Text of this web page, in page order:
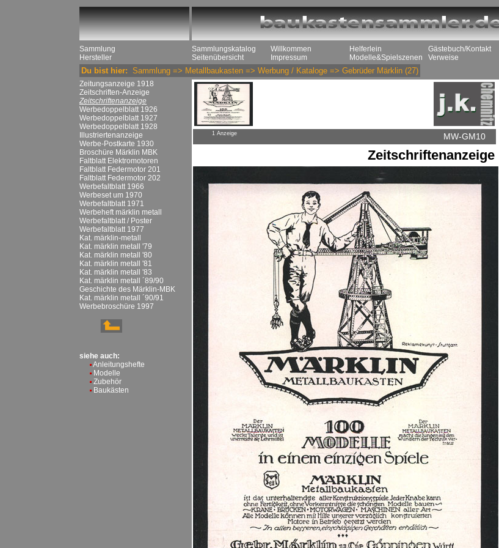
Sammlung
Hersteller
Sammlungskatalog
Seitenübersicht
Willkommen
Impressum
Helferlein
Modelle&Spielszenen
Gästebuch/Kontakt
Verweise
Du bist hier: Sammlung => Metallbaukasten => Werbung / Kataloge => Gebrüder Märklin (27)
Zeitungsanzeige 1918
Zeitschriften-Anzeige
Zeitschriftenanzeige
Werbedoppelblatt 1926
Werbedoppelblatt 1927
Werbedoppelblatt 1928
Illustriertenanzeige
Werbe-Postkarte 1930
Broschüre Märklin MBK
Faltblatt Elektromotoren
Faltblatt Federmotor 201
Faltblatt Federmotor 202
Werbefaltblatt 1966
Werbeset um 1970
Werbefaltblatt 1971
Werbeheft märklin metall
Werbefaltblatt / Poster
Werbefaltblatt 1977
Kat. märklin-metall
Kat. märklin metall '79
Kat. märklin metall '80
Kat. märklin metall '81
Kat. märklin metall '83
Kat. märklin metall ´89/90
Geschichte des Märklin-MBK
Kat. märklin metall ´90/91
Werbebroschüre 1997
siehe auch:
Anleitungshefte
Modelle
Zubehör
Baukästen
1 Anzeige MW-GM10
Zeitschriftenanzeige